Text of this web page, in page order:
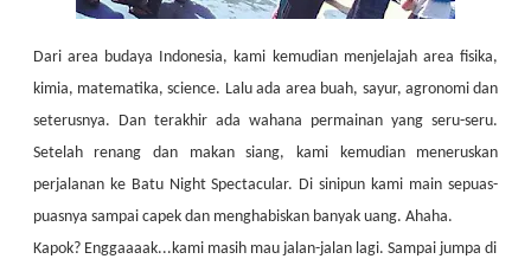
Dari area budaya Indonesia, kami kemudian menjelajah area fisika,
kimia, matematika, science. Lalu ada area buah, sayur, agronomi dan
seterusnya. Dan terakhir ada wahana permainan yang seru-seru.
Setelah renang dan makan siang, kami kemudian meneruskan
perjalanan ke Batu Night Spectacular. Di sinipun kami main sepuas-
puasnya sampai capek dan menghabiskan banyak uang. Ahaha.
Kapok? Enggaaaak...kami masih mau jalan-jalan lagi. Sampai jumpa di